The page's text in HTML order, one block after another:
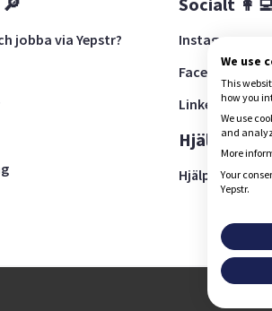
jobba via Yepstr?
Instagram
Facebook
LinkedIn
Hjälp 🚨
Hjälpcenter
We use
This
how you
We use
and
More
Your
Yepstr.